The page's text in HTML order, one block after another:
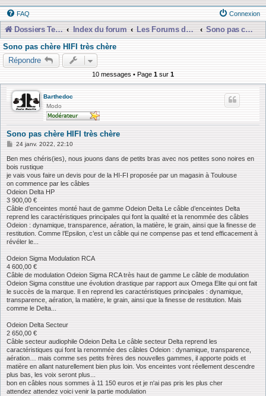
FAQ Connexion
Dossiers Techniques Index du forum Les Forums de Discussions
Sono pas chère et presque gratuiiit !!
Sono pas chère HIFI très chère
Répondre
10 messages • Page 1 sur 1
Barthedoc
Modo
Sono pas chère HIFI très chère
M
s
s
g
e
24 janv. 2022, 22:10
Ben mes chéris(ies), nous jouons dans de petits bras avec nos petites sono noires en
bois rustique
je vais vous faire un devis pour de la HI-FI proposée par un magasin à Toulouse
on commence par les câbles
Odeion Delta HP
3 900,00 €
Câble d’enceintes monté haut de gamme Odeion Delta Le câble d’enceintes Delta
reprend les caractéristiques principales qui font la qualité et la renommée des câbles
Odeion : dynamique, transparence, aération, la matière, le grain, ainsi que la finesse de
restitution. Comme l’Epsilon, c’est un câble qui ne compense pas et tend efficacement à
révéler le...
Odeion Sigma Modulation RCA
4 600,00 €
Câble de modulation Odeion Sigma RCA très haut de gamme Le câble de modulation
Odeion Sigma constitue une évolution drastique par rapport aux Omega Elite qui ont fait
le succès de la marque. Il en reprend les caractéristiques principales : dynamique,
transparence, aération, la matière, le grain, ainsi que la finesse de restitution. Mais
comme le Delta...
Odeion Delta Secteur
2 650,00 €
Câble secteur audiophile Odeion Delta Le câble secteur Delta reprend les
caractéristiques qui font la renommée des câbles Odeion : dynamique, transparence,
aération… mais comme ses petits frères des nouvelles gammes, il apporte poids et
matière en allant naturellement bien plus loin. Vos enceintes vont réellement descendre
plus bas, les voix seront plus...
bon en câbles nous sommes à 11 150 euros et je n'ai pas pris les plus cher
attendez attendez voici venir la partie modulation